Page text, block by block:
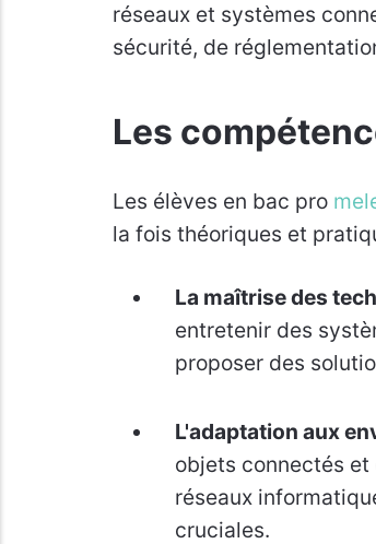
réseaux et systèmes
sécurité, de
Les
Les élèves en bac pro
la fois théoriques et
La maîtrise des
entretenir des
proposer des
L'adaptation aux
objets connectés
réseaux
cruciales.